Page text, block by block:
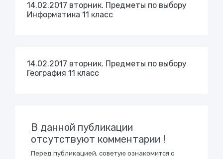
14.02.2017 вторник. Предметы по выбору
Информатика 11 класс
14.02.2017 вторник. Предметы по выбору
География 11 класс
В данной публикации
отсутствуют комментарии !
Перед публикацией, советую ознакомится с